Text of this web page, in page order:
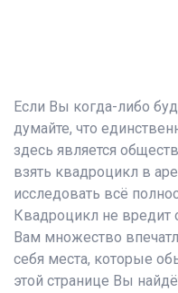
Если Вы когда-либо
думайте, что
здесь является
взять квадроцикл в
исследовать всё
Квадроцикл не
Вам множество
себя места, которые
этой странице Вы